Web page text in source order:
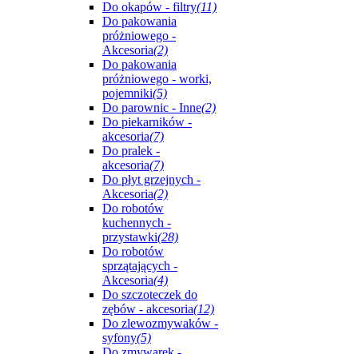
Do okapów - filtry(11)
Do pakowania
próżniowego -
Akcesoria(2)
Do pakowania
próżniowego - worki,
pojemniki(5)
Do parownic - Inne(2)
Do piekarników -
akcesoria(7)
Do pralek -
akcesoria(7)
Do płyt grzejnych -
Akcesoria(2)
Do robotów
kuchennych -
przystawki(28)
Do robotów
sprzątających -
Akcesoria(4)
Do szczoteczek do
zębów - akcesoria(12)
Do zlewozmywaków -
syfony(5)